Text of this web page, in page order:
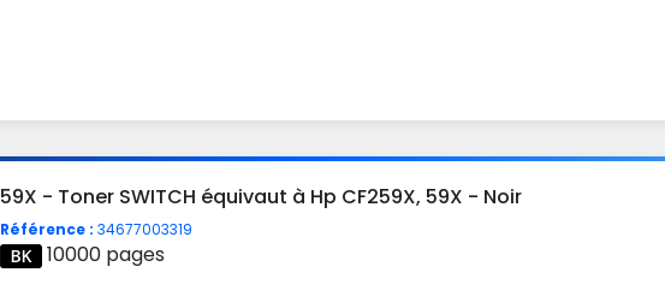
59X - Toner SWITCH équivaut à Hp CF259X, 59X - Noir
Référence : 34677003319
10000 pages